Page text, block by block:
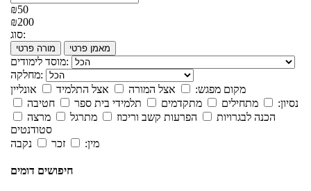
₪50
₪200
סוג:
מורה פרטי מאמן פרטי
מוסד לימודים:
מחלקה:
מקום מפגש:
אצל המורה אצל התלמיד
אונליין
נסיון:
מתחילים מתקדמים תלמידי בית ספר
חטיבה
הכנה לבגרויות
הפרעות קשב וריכוז מתרגל
מרצה
סטודנטים
מין:
זכר נקבה
חיפושים דומים